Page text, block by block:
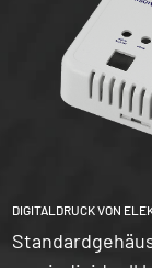
DIGITALDRUCK VON